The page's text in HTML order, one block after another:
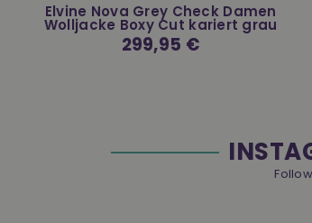
Elvine Nova Grey Check Damen
Wolljacke Boxy Cut kariert grau
Normaler
Preis
299,95 €